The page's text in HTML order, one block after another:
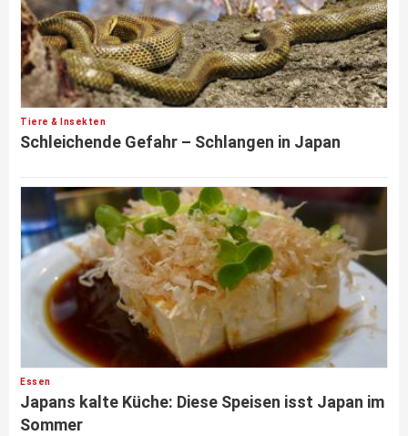
Tiere & Insekten
Schleichende Gefahr – Schlangen in Japan
Essen
Japans kalte Küche: Diese Speisen isst Japan im
Sommer